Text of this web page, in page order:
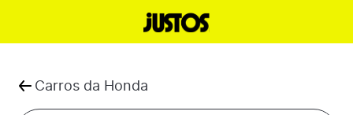
Carros da Honda